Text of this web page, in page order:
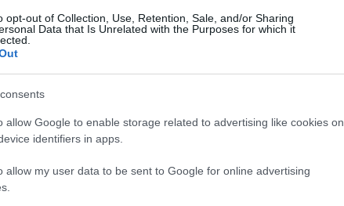
opt-out of Collection, Use, Retention, Sale, and/or Sharing
Data that Is Unrelated with the Purposes for which it
allow Google to enable storage related to advertising like cookies on
identifiers in apps.
allow my user data to be sent to Google for online advertising